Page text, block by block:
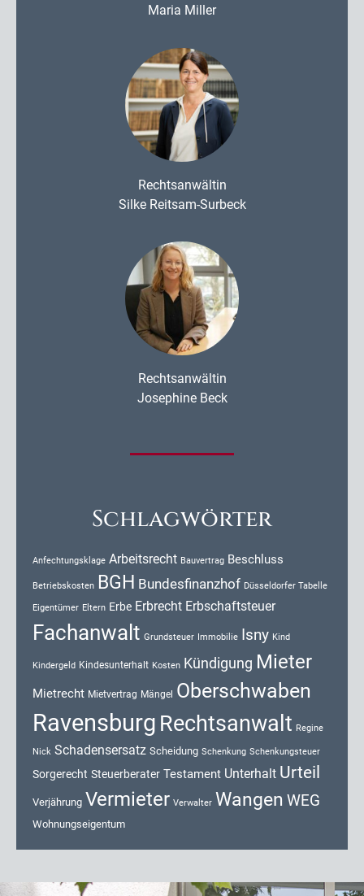
Maria Miller
Rechtsanwältin
Silke Reitsam-Surbeck
Rechtsanwältin
Josephine Beck
Schlagwörter
Anfechtungsklage Arbeitsrecht Bauvertrag Beschluss
Betriebskosten BGH Bundesfinanzhof Düsseldorfer Tabelle
Eigentümer Eltern Erbe Erbrecht Erbschaftsteuer
Fachanwalt Grundsteuer Immobilie Isny Kind
Kindergeld Kindesunterhalt Kosten Kündigung Mieter
Mietrecht Mietvertrag Mängel Oberschwaben
Ravensburg Rechtsanwalt Regine
Nick Schadensersatz Scheidung Schenkung Schenkungsteuer
Sorgerecht Steuerberater Testament Unterhalt Urteil
Verjährung Vermieter Verwalter Wangen WEG
Wohnungseigentum